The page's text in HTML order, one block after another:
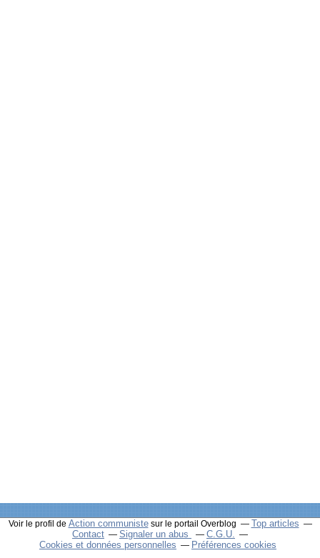
Voir le profil de Action communistesur le portail Overblog
Top articles
Contact
Signaler un abus
C.G.U.
Cookies et données personnelles
Préférences cookies